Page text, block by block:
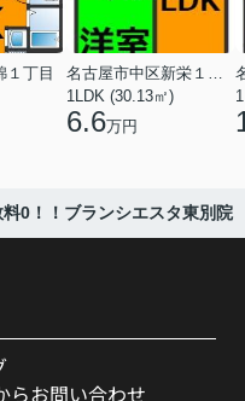
１丁目
1LDK (30.13㎡)
6.6万円
0！！ブランシエスタ東別院
らお問い合わせ